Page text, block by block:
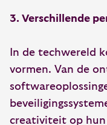
3. Verschillende
In de techwereld
vormen. Van de
creativiteit op hun